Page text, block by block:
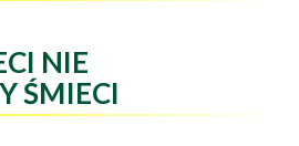
NIE
ŚMIECI